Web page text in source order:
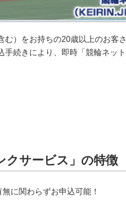
）をお持ちの20歳以上のお客
続きにより、即時「競輪ネッ
クサービス」の特徴
に関わらずお申込可能！